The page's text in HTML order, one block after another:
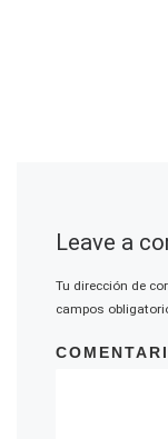
Leave a
Tu dirección de
campos